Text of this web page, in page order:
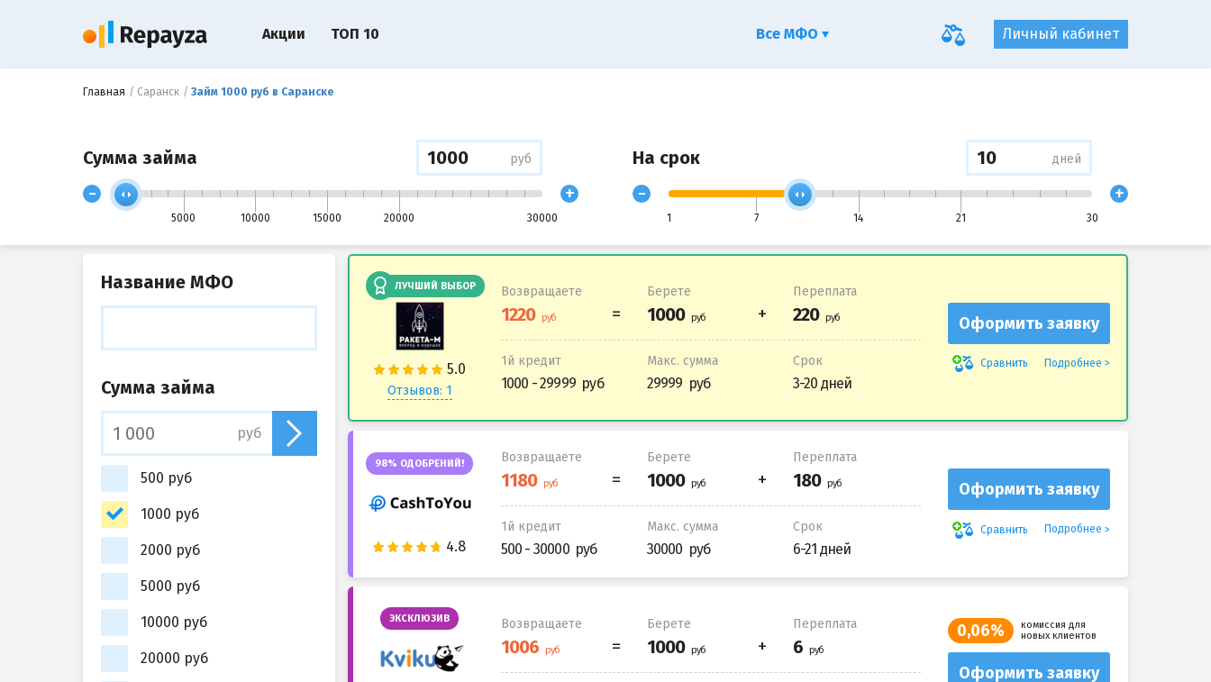
Главная Саранск Займ 1000 руб в Саранске
Сумма займа руб
-
5000 10000 15000 20000 30000
+
На срок дней
-
1 7 14 21 30
+
ЛУЧШИЙ ВЫБОР
Отзывов: 1
Возвращаете Берете Переплата
1й кредит
1000 - 29999
Макс. сумма
29999
Срок
3-20 дней
Оформить заявку
Сравнить Подробнее
98% ОДОБРЕНИЙ! Возвращаете Берете Переплата
1й кредит
500 - 30000
Макс. сумма
30000
Срок
6-21 дней
Оформить заявку
Сравнить Подробнее
ЭКСКЛЮЗИВ Возвращаете Берете Переплата 0,06%
комиссия для
новых клиентов
Оформить заявку
Название МФО
Сумма займа
руб
500 руб
1000 руб
2000 руб
5000 руб
10000 руб
20000 руб
Личный кабинет
Акции ТОП 10 Все МФО